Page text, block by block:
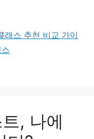
래스 추천 비교 가이
, 나에